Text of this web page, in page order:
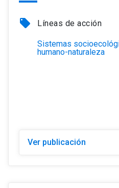
local_offer Líneas de acción
Sistemas
humano-naturaleza
Ver publicación